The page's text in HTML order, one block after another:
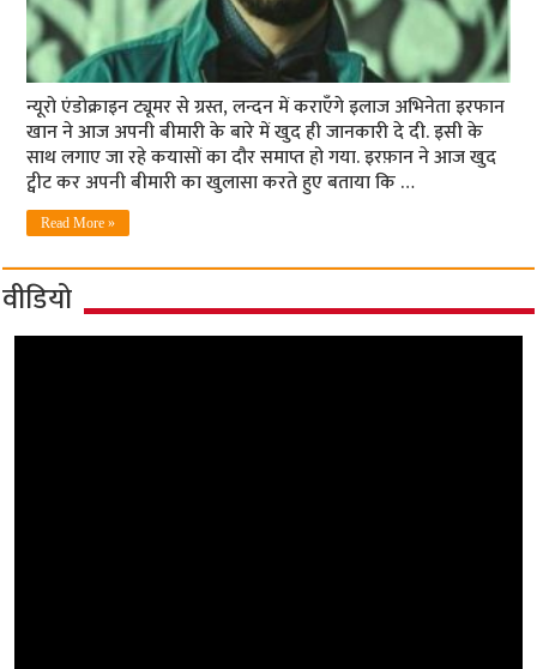
न्यूरो एंडोक्राइन ट्यूमर से ग्रस्त, लन्दन में कराएँगे इलाज अभिनेता इरफान
खान ने आज अपनी बीमारी के बारे में खुद ही जानकारी दे दी. इसी के
साथ लगाए जा रहे कयासों का दौर समाप्त हो गया. इरफ़ान ने आज खुद
ट्वीट कर अपनी बीमारी का खुलासा करते हुए बताया कि …
Read More »
वीडियो